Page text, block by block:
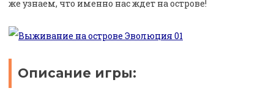
же узнаем, что именно нас ждет на острове!
Описание игры: